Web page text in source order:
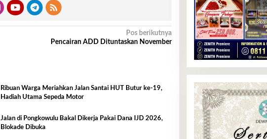
Pos berikutnya
Pencairan ADD Dituntaskan November
Ribuan Warga Meriahkan Jalan Santai HUT Butur ke-19,
Hadiah Utama Sepeda Motor
Jalan di Pongkowulu Bakal Dikerja Pakai Dana IJD 2026,
Blokade Dibuka